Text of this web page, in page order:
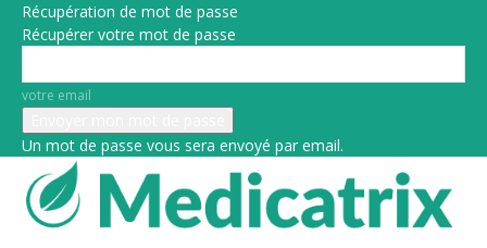
Récupération de mot de passe
Récupérer votre mot de passe
votre email
Un mot de passe vous sera envoyé par email.